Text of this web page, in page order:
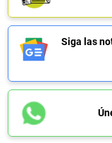
Siga las